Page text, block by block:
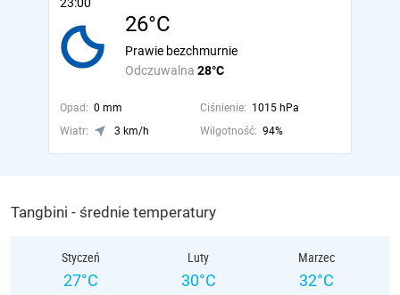
26°C
Odczuwalna 28°C
Prawie bezchmurnie
Opad: 0 mm Ciśnienie: 1015 hPa
Wiatr:
3 km/h Wilgotność: 94%
Tangbini - średnie temperatury
Styczeń
27°C
Luty
30°C
Marzec
32°C